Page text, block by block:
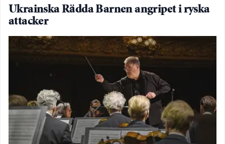
Ukrainska Rädda Barnen angripet i ryska
attacker